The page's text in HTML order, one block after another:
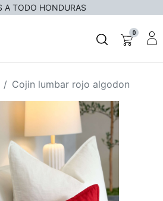
A TODO HONDURAS
0
Cojin lumbar rojo algodon